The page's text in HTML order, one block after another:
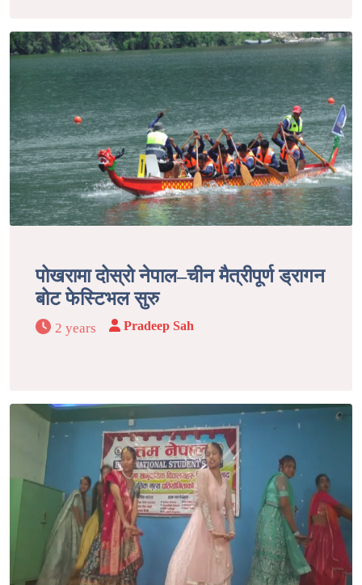
पोखरामा दोस्रो नेपाल–चीन मैत्रीपूर्ण ड्रागन
बोट फेस्टिभल सुरु
2 years Pradeep Sah